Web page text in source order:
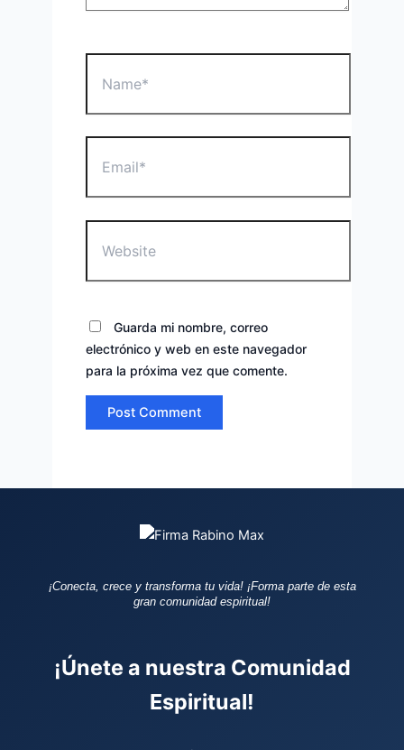
Guarda mi nombre, correo
electrónico y web en este navegador
para la próxima vez que comente.
¡Conecta, crece y transforma tu vida! ¡Forma parte de esta
gran comunidad espiritual!
¡Únete a nuestra Comunidad
Espiritual!